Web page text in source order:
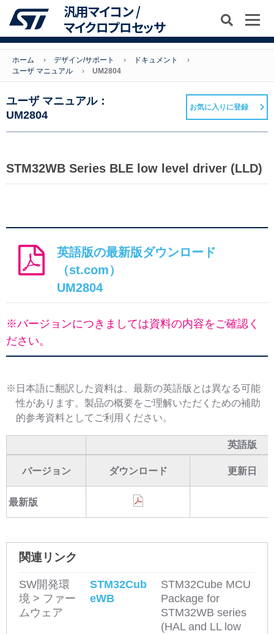
汎用マイコン /
マイクロプロセッサ
ホーム デザイン/サポート
ドキュメント
ユーザ マニュアル
UM2804
ユーザ マニュアル：
UM2804
お気に入りに登録
STM32WB Series BLE low level driver (LLD)
英語版の最新版ダウンロード
（st.com）
UM2804
※バージョンにつきましては資料の内容をご確認く
ださい。
※日本語に翻訳した資料は、最新の英語版とは異なる可能
性があります。製品の概要をご理解いただくための補助
的参考資料としてご利用ください。
英語版
バージョン ダウンロード 更新日
最新版
関連リンク
SW開発環
境 > ファー
ムウェア
STM32Cub
eWB
STM32Cube MCU
Package for
STM32WB series
(HAL and LL low